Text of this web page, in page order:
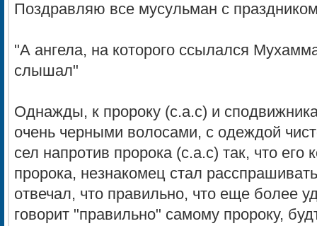
Поздравляю все мусульман с
"А ангела, на которого ссылался
слышал"
Однажды, к пророку (с.а.с) и
очень черными волосами, с одеждой
сел напротив пророка (с.а.с) так, что его
пророка, незнакомец стал
отвечал, что правильно, что еще более
говорит "правильно" самому пророку,